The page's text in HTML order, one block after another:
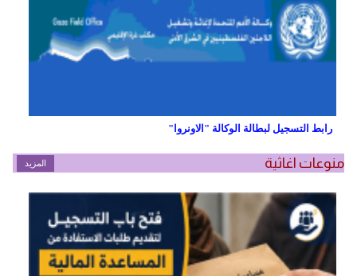
رابط التسجيل لبطالة الوكالة "الاونروا"
منوعات اغاثية المزيد